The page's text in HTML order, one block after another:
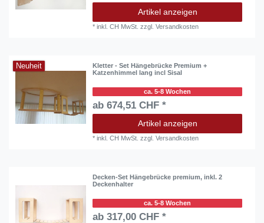
Artikel anzeigen
*inkl. CH MwSt. zzgl.Versandkosten
Neuheit
Kletter - Set Hängebrücke Premium +
Katzenhimmel lang incl Sisal
ca. 5-8 Wochen
ab 674,51 CHF *
Artikel anzeigen
*inkl. CH MwSt. zzgl.Versandkosten
Decken-Set Hängebrücke premium, inkl. 2
Deckenhalter
ca. 5-8 Wochen
ab 317,00 CHF *